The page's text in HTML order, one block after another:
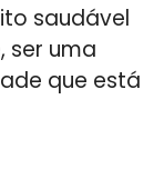
saudável
ser uma
que está